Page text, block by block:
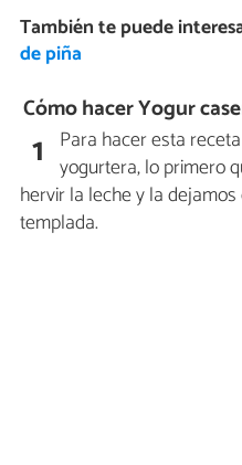
También te puede
de piña
Cómo hacer Yogur
1 Para hacer esta
yogurtera, lo primero
hervir la leche y la
templada.